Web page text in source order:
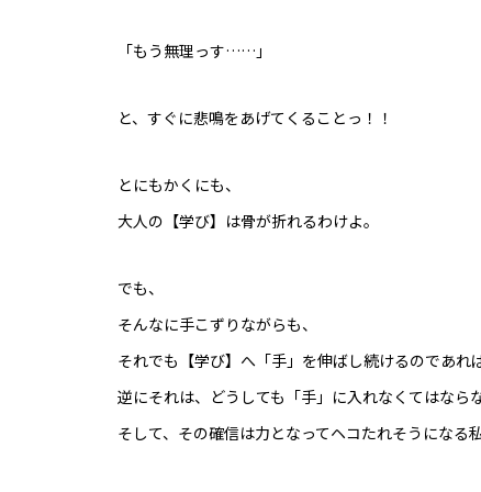
「もう無理っす……」
と、すぐに悲鳴をあげてくることっ！！
とにもかくにも、
大人の【学び】は骨が折れるわけよ。
でも、
そんなに手こずりながらも、
それでも【学び】へ「手」を伸ばし続けるのであれば
逆にそれは、どうしても「手」に入れなくてはなら
そして、その確信は力となってヘコたれそうになる